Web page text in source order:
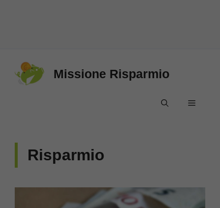
Missione Risparmio
Menu
Risparmio